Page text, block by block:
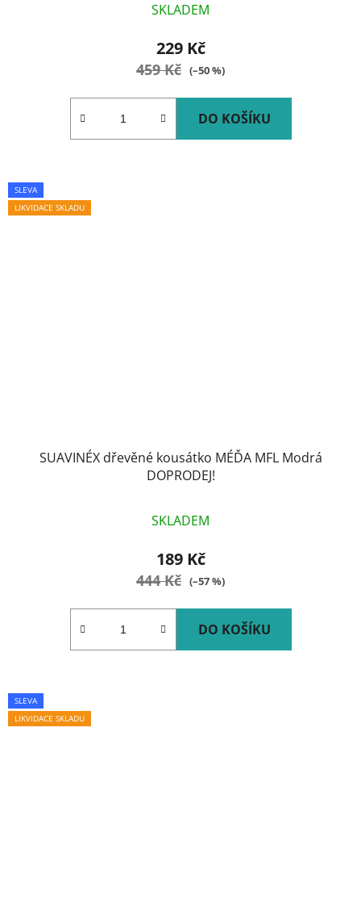
SKLADEM
229 Kč
459 Kč (–50 %)
DO KOŠÍKU
SLEVA
LIKVIDACE SKLADU
SUAVINÉX dřevěné kousátko MÉĎA MFL Modrá
DOPRODEJ!
SKLADEM
189 Kč
444 Kč (–57 %)
DO KOŠÍKU
SLEVA
LIKVIDACE SKLADU